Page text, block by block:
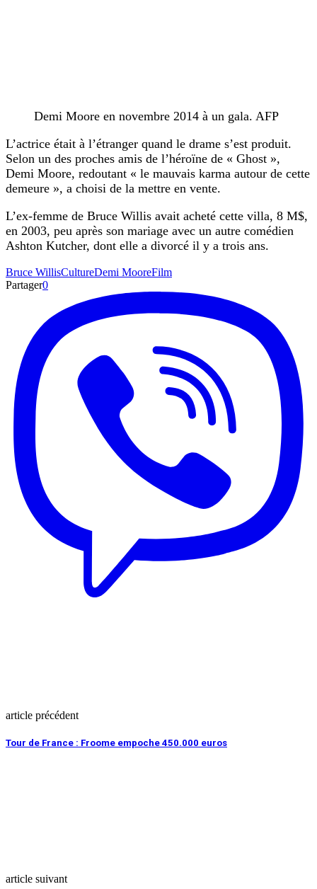
Demi Moore en novembre 2014 à un gala. AFP
L’actrice était à l’étranger quand le drame s’est produit.
Selon un des proches amis de l’héroïne de « Ghost »,
Demi Moore, redoutant « le mauvais karma autour de cette
demeure », a choisi de la mettre en vente.
L’ex-femme de Bruce Willis avait acheté cette villa, 8 M$,
en 2003, peu après son mariage avec un autre comédien
Ashton Kutcher, dont elle a divorcé il y a trois ans.
Bruce WillisCultureDemi MooreFilm
Partager0
article précédent
Tour de France : Froome empoche 450.000 euros
article suivant